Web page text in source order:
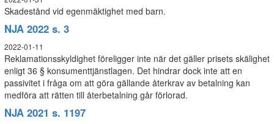
Skadestånd vid egenmäktighet med barn.
NJA 2022 s. 3
2022-01-11
Reklamationsskyldighet föreligger inte när det gäller prisets skälighet
enligt 36 § konsumenttjänstlagen. Det hindrar dock inte att en
passivitet i fråga om att göra gällande återkrav av betalning kan
medföra att rätten till återbetalning går förlorad.
NJA 2021 s. 1197